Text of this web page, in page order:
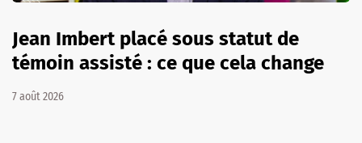
Jean Imbert placé sous statut de
témoin assisté : ce que cela change
7 août 2026